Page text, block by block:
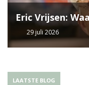
Eric Vrijsen:
29 juli 2026
LAATSTE BLOG